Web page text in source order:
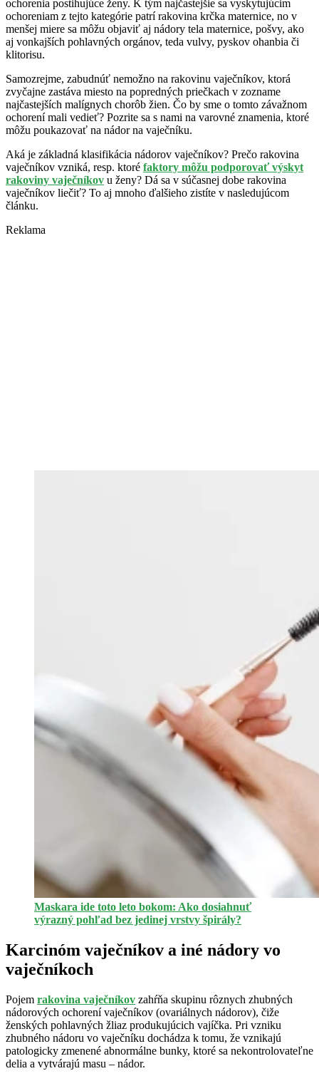
ochorenia postihujúce ženy. K tým najčastejšie sa vyskytujúcim
ochoreniam z tejto kategórie patrí rakovina krčka maternice, no v
menšej miere sa môžu objaviť aj nádory tela maternice, pošvy, ako
aj vonkajších pohlavných orgánov, teda vulvy, pyskov ohanbia či
klitorisu.
Samozrejme, zabudnúť nemožno na rakovinu vaječníkov, ktorá
zvyčajne zastáva miesto na popredných priečkach v zozname
najčastejších malígnych chorôb žien. Čo by sme o tomto závažnom
ochorení mali vedieť? Pozrite sa s nami na varovné znamenia, ktoré
môžu poukazovať na nádor na vaječníku.
Aká je základná klasifikácia nádorov vaječníkov? Prečo rakovina
vaječníkov vzniká, resp. ktoré faktory môžu podporovať výskyt
rakoviny vaječníkov u ženy? Dá sa v súčasnej dobe rakovina
vaječníkov liečiť? To aj mnoho ďalšieho zistíte v nasledujúcom
článku.
Reklama
Maskara ide toto leto bokom: Ako dosiahnuť
výrazný pohľad bez jedinej vrstvy špirály?
Karcinóm vaječníkov a iné nádory vo
vaječníkoch
Pojem rakovina vaječníkov zahŕňa skupinu rôznych zhubných
nádorových ochorení vaječníkov (ovariálnych nádorov), čiže
ženských pohlavných žliaz produkujúcich vajíčka. Pri vzniku
zhubného nádoru vo vaječníku dochádza k tomu, že vznikajú
patologicky zmenené abnormálne bunky, ktoré sa nekontrolovateľne
delia a vytvárajú masu – nádor.